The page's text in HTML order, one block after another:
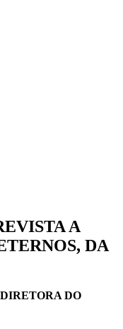
A
DA
DO